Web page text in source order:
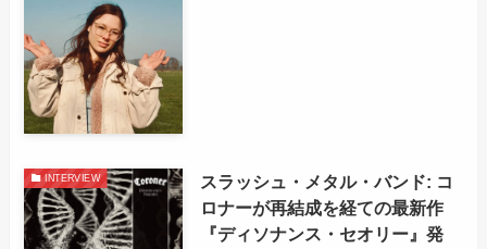
INTERVIEW
スラッシュ・メタル・バンド: コ
ロナーが再結成を経ての最新作
『ディソナンス・セオリー』発